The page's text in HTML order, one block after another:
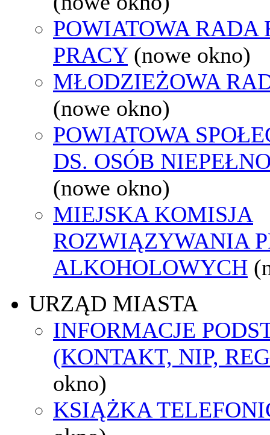
POWIATOWA RADA
PRACY (nowe okno)
MŁODZIEŻOWA
(nowe okno)
POWIATOWA
DS. OSÓB
(nowe okno)
MIEJSKA KOMISJA
ROZWIĄZYWANIA
ALKOHOLOWYCH
URZĄD MIASTA
INFORMACJE
(KONTAKT, NIP,
okno)
KSIĄŻKA